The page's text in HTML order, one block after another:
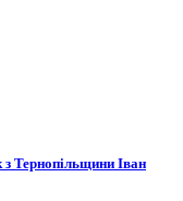
Тернопільщини Іван